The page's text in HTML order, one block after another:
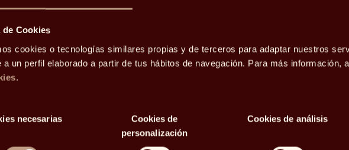
de Cookies
cookies o tecnologías similares propias y de terceros para adaptar nuestros
a un perfil elaborado a partir de tus hábitos de navegación. Para más información,
.
necesarias
Cookies de
personalización
Cookies de análisis
¿y si
mi casa,
viviendo en